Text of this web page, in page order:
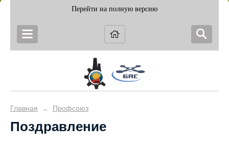
Перейти на полную версию
Главная → Профсоюз
Поздравление